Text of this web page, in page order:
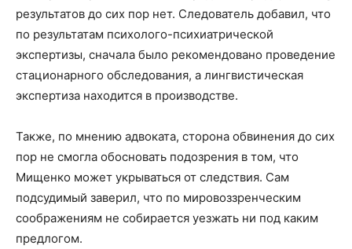
результатов до сих пор нет. Следователь добавил, что
по результатам психолого-психиатрической
экспертизы, сначала было рекомендовано проведение
стационарного обследования, а лингвистическая
экспертиза находится в производстве.
Также, по мнению адвоката, сторона обвинения до сих
пор не смогла обосновать подозрения в том, что
Мищенко может укрываться от следствия. Сам
подсудимый заверил, что по мировоззренческим
соображениям не собирается уезжать ни под каким
предлогом.